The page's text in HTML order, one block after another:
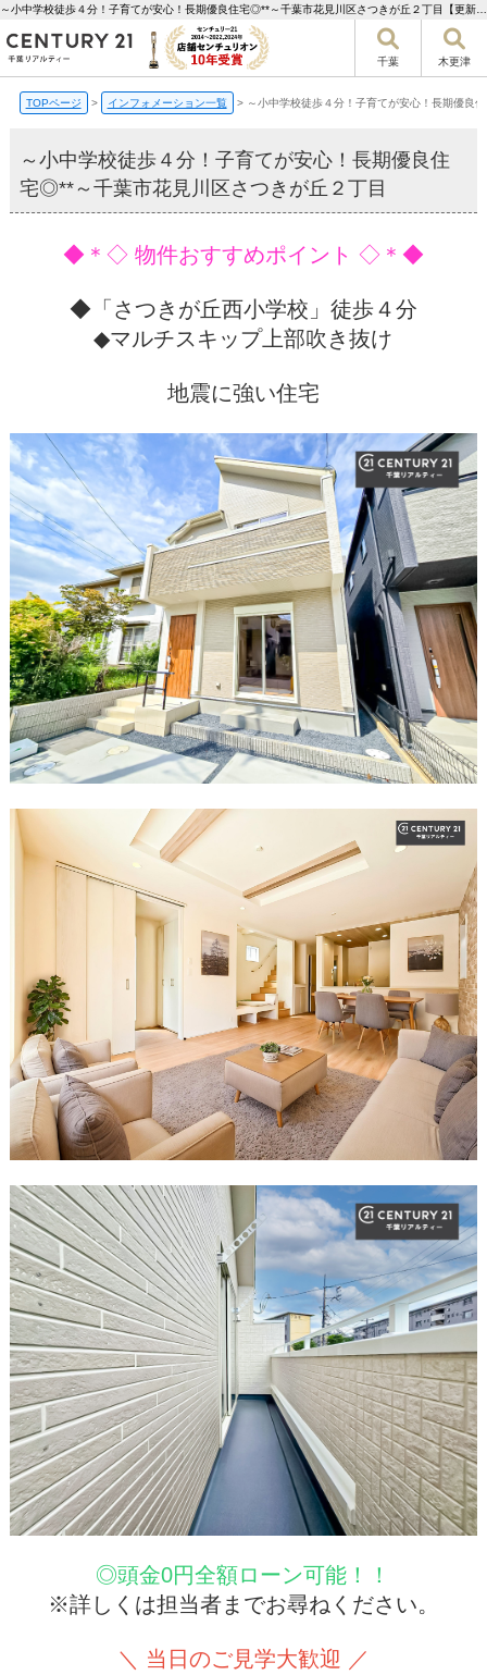
千葉 木更津
TOPページ > インフォメーション一覧 > ～小中学校徒歩４分！子育てが安心！長期優良
～小中学校徒歩４分！子育てが安心！長期優良住
宅◎**～千葉市花見川区さつきが丘２丁目
◆＊◇ 物件おすすめポイント ◇＊◆
◆「さつきが丘西小学校」徒歩４分
◆マルチスキップ上部吹き抜け
地震に強い住宅
◎頭金0円全額ローン可能！！
※詳しくは担当者までお尋ねください。
＼ 当日のご見学大歓迎 ／